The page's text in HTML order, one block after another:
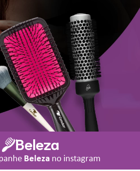
Beleza
Beleza no instagram